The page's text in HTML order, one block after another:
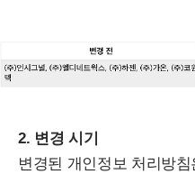
2. 변경 시기
변경된 개인정보 처리방